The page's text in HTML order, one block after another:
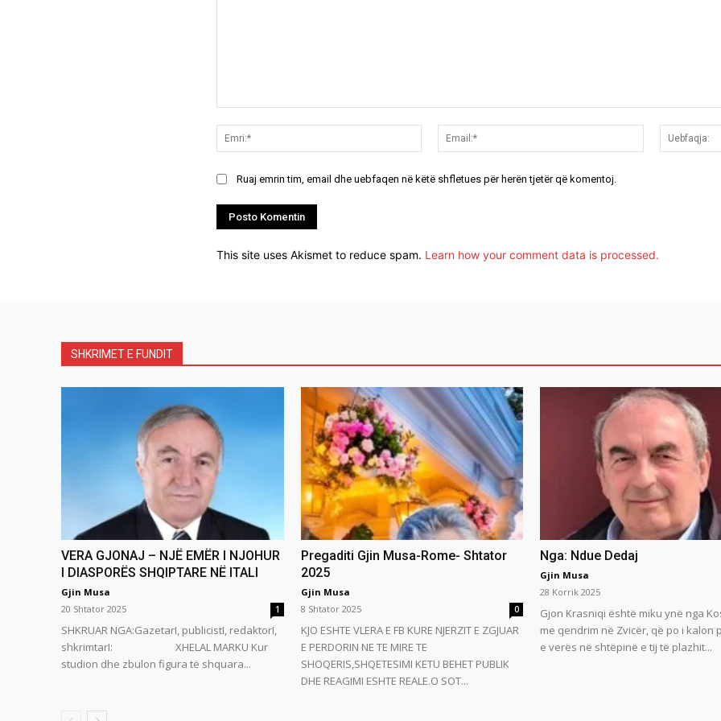
Emri:*
Email:*
Ruaj emrin tim, email dhe uebfaqen në këtë shfletues për herën tjetër që komentoj.
This site uses Akismet to reduce spam. Learn how your comment data is processed.
SHKRIMET E FUNDIT
VERA GJONAJ – NJË EMËR I NJOHUR
I DIASPORËS SHQIPTARE NË ITALI
Gjin Musa
20 Shtator 2025
1
SHKRUAR NGA:GazetarI, publicistI, redaktorI,
shkrimtarI: XHELAL MARKU Kur
studion dhe zbulon figura të shquara...
Pregaditi Gjin Musa-Rome- Shtator
2025
Gjin Musa
8 Shtator 2025
0
KJO ESHTE VLERA E FB KURE NJERZIT E ZGJUAR
E PERDORIN NE TE MIRE TE
SHOQERIS,SHQETESIMI KETU BEHET PUBLIK
DHE REAGIMI ESHTE REALE.O SOT...
Nga: Ndue Dedaj
Gjin Musa
28 Korrik 2025
Gjon Krasniqi është miku ynë nga
me qendrim në Zvicër, që po i kalon
e verës në shtëpinë e tij të plazhit...